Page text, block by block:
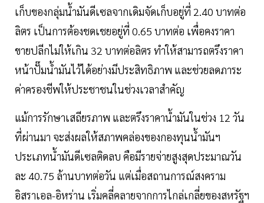
เก็บของกลุ่มน้ำมันดีเซลจากเดิมจัดเก็บอยู่ที่ 2.40 บาทต่อ
ลิตร เป็นการต้องชดเชยอยู่ที่ 0.65 บาทต่อ เพื่อคงราคา
ขายปลีกไม่ให้เกิน 32 บาทต่อลิตร ทำให้สามารถตรึงราคา
หน้าปั๊มน้ำมันไว้ได้อย่างมีประสิทธิภาพ และช่วยลดภาระ
ค่าครองชีพให้ประชาชนในช่วงเวลาสำคัญ
แม้การรักษาเสถียรภาพ และตรึงราคาน้ำมันในช่วง 12 วัน
ที่ผ่านมา จะส่งผลให้สภาพคล่องของกองทุนน้ำมันฯ
ประเภทน้ำมันดีเซลติดลบ คือมีรายจ่ายสูงสุดประมาณวัน
ละ 40.75 ล้านบาทต่อวัน แต่เมื่อสถานการณ์สงคราม
อิสราเอล-อิหร่าน เริ่มคลี่คลายจากการไกล่เกลี่ยของสหรัฐฯ